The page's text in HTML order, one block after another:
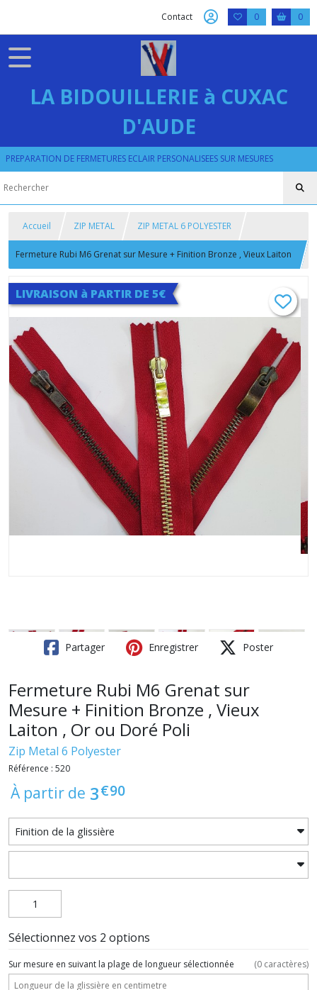
Contact 0 0
LA BIDOUILLERIE à CUXAC
D'AUDE
PREPARATION DE FERMETURES ECLAIR PERSONALISEES SUR MESURES
Accueil ZIP METAL ZIP METAL 6 POLYESTER
Fermeture Rubi M6 Grenat sur Mesure + Finition Bronze , Vieux Laiton
, Or ou Doré Poli
LIVRAISON à PARTIR DE 5€
Partager Enregistrer Poster
Fermeture Rubi M6 Grenat sur
Mesure + Finition Bronze , Vieux
Laiton , Or ou Doré Poli
Zip Metal 6 Polyester
Référence : 520
À partir de 3€90
Sélectionnez vos 2 options
Sur mesure en suivant la plage de longueur sélectionnée (0 caractères)